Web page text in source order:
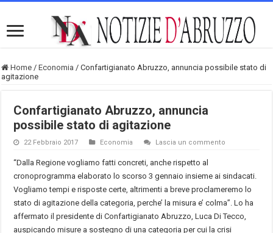
Home / Economia / Confartigianato Abruzzo, annuncia possibile stato di
agitazione
Confartigianato Abruzzo, annuncia
possibile stato di agitazione
22 Febbraio 2017 Economia Lascia un commento
“Dalla Regione vogliamo fatti concreti, anche rispetto al
cronoprogramma elaborato lo scorso 3 gennaio insieme ai sindacati.
Vogliamo tempi e risposte certe, altrimenti a breve proclameremo lo
stato di agitazione della categoria, perche’ la misura e’ colma”. Lo ha
affermato il presidente di Confartigianato Abruzzo, Luca Di Tecco,
auspicando misure a sostegno di una categoria per cui la crisi